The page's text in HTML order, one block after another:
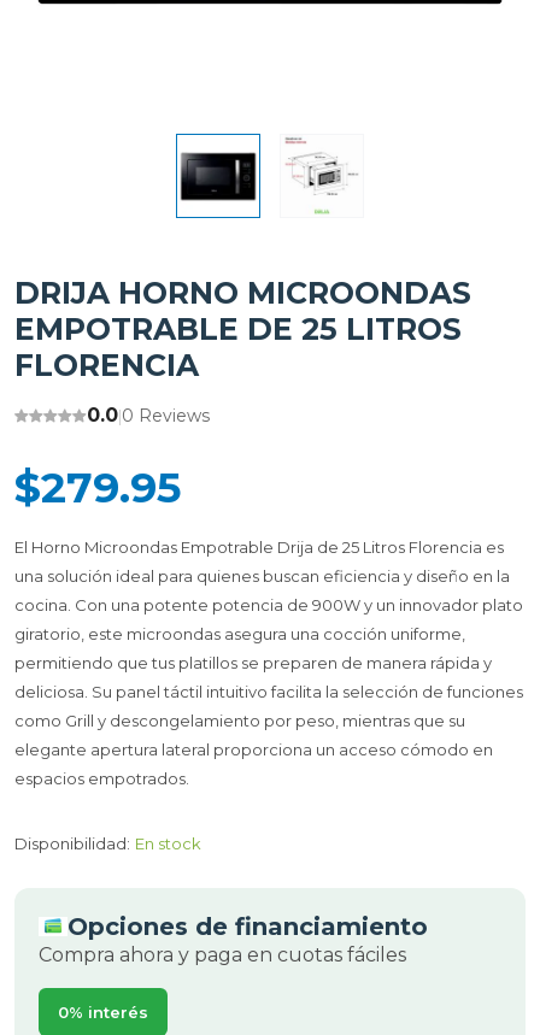
DRIJA HORNO MICROONDAS
EMPOTRABLE DE 25 LITROS
FLORENCIA
0.0|0 Reviews
$279.95
El Horno Microondas Empotrable Drija de 25 Litros Florencia es
una solución ideal para quienes buscan eficiencia y diseño en la
cocina. Con una potente potencia de 900W y un innovador plato
giratorio, este microondas asegura una cocción uniforme,
permitiendo que tus platillos se preparen de manera rápida y
deliciosa. Su panel táctil intuitivo facilita la selección de funciones
como Grill y descongelamiento por peso, mientras que su
elegante apertura lateral proporciona un acceso cómodo en
espacios empotrados.
Disponibilidad: En stock
Opciones de financiamiento
Compra ahora y paga en cuotas fáciles
0% interés